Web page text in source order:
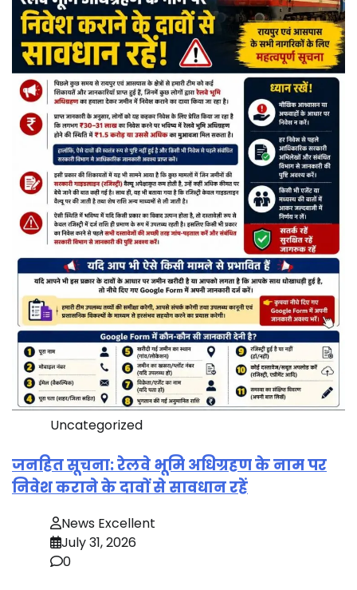
Uncategorized
जनहित सूचना: रेलवे भूमि अधिग्रहण के नाम पर
निवेश कराने के दावों से सावधान रहें
News Excellent
July 31, 2026
0